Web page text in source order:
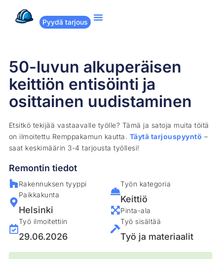
Pyydä tarjous
50-luvun alkuperäisen
keittiön entisöinti ja
osittainen uudistaminen
Etsitkö tekijää vastaavalle työlle? Tämä ja satoja muita töitä
on ilmoitettu Remppakamun kautta. Täytä tarjouspyyntö –
saat keskimäärin 3-4 tarjousta työllesi!
Remontin tiedot
Rakennuksen tyyppi
Paikkakunta
Helsinki
Työ ilmoitettiin
29.06.2026
Työn kategoria
Keittiö
Pinta-ala
Työ sisältää
Työ ja materiaalit